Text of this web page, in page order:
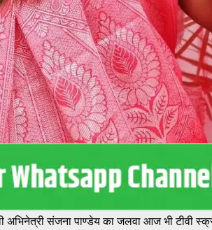
अभिनेत्री संजना पाण्डेय का जलवा आज भी टीवी